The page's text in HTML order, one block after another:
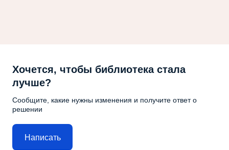
Хочется, чтобы библиотека стала
лучше?
Сообщите, какие нужны изменения и получите ответ о
решении
Написать